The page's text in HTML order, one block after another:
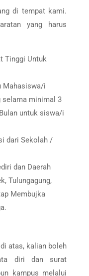
di tempat kami.
yang harus
Tinggi Untuk
Mahasiswa/i
selama minimal 3
untuk siswa/i
dari Sekolah /
dan Daerah
Tulungagung,
Membujka
atas, kalian boleh
diri dan surat
kampus melalui